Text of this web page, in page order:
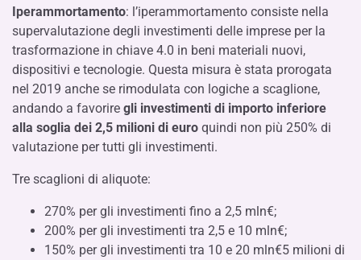
Iperammortamento: l’iperammortamento consiste nella
supervalutazione degli investimenti delle imprese per la
trasformazione in chiave 4.0 in beni materiali nuovi,
dispositivi e tecnologie. Questa misura è stata prorogata
nel 2019 anche se rimodulata con logiche a scaglione,
andando a favorire gli investimenti di importo inferiore
alla soglia dei 2,5 milioni di euro quindi non più 250% di
valutazione per tutti gli investimenti.
Tre scaglioni di aliquote:
270% per gli investimenti fino a 2,5 mln€;
200% per gli investimenti tra 2,5 e 10 mln€;
150% per gli investimenti tra 10 e 20 mln€5 milioni di